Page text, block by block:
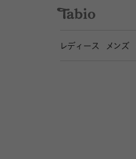
レディース メンズ